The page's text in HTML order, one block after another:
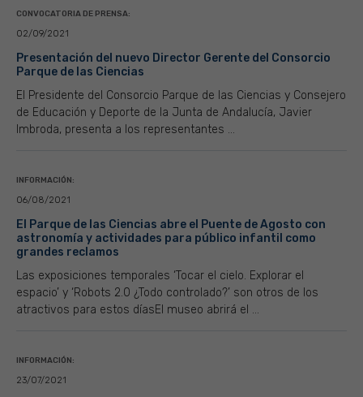
CONVOCATORIA DE PRENSA:
02/09/2021
Presentación del nuevo Director Gerente del Consorcio
Parque de las Ciencias
El Presidente del Consorcio Parque de las Ciencias y Consejero
de Educación y Deporte de la Junta de Andalucía, Javier
Imbroda, presenta a los representantes ...
INFORMACIÓN:
06/08/2021
El Parque de las Ciencias abre el Puente de Agosto con
astronomía y actividades para público infantil como
grandes reclamos
Las exposiciones temporales ‘Tocar el cielo. Explorar el
espacio’ y ‘Robots 2.0 ¿Todo controlado?’ son otros de los
atractivos para estos díasEl museo abrirá el ...
INFORMACIÓN:
23/07/2021